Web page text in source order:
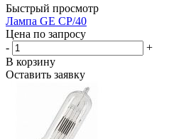
Быстрый просмотр
Лампа GE CP/40
Цена по запросу
-
+
В корзину
Оставить заявку